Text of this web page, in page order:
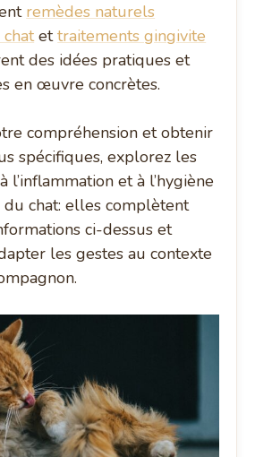
remèdes naturels
ettraitements gingivite
des idées pratiques et
en œuvre concrètes.
compréhension et obtenir
spécifiques, explorez les
l’inflammation et à l’hygiène
chat: elles complètent
ci-dessus et
les gestes au contexte